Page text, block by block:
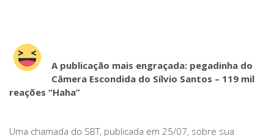
A publicação mais engraçada: pegadinha do
Câmera Escondida do Sílvio Santos – 119 mil
reações “Haha”
Uma chamada do SBT, publicada em 25/07, sobre sua